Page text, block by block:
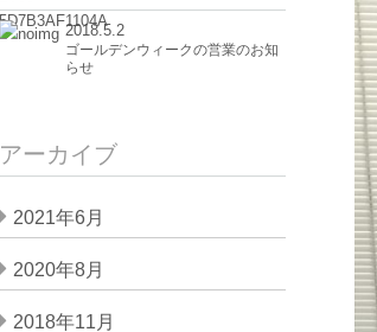
2018.5.2
ゴールデンウィークの営業のお知
らせ
アーカイブ
2021年6月
2020年8月
2018年11月